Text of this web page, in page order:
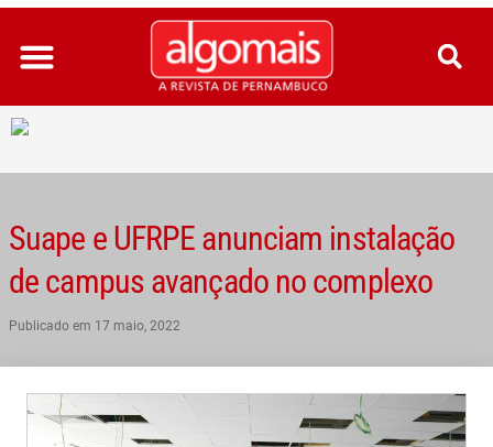
Ir
para
conteúdo
Suape e UFRPE anunciam instalação
de campus avançado no complexo
Publicado em 17 maio, 2022